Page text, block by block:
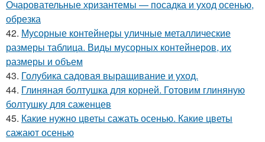
Очаровательные хризантемы — посадка и уход осенью,
обрезка
42. Мусорные контейнеры уличные металлические
размеры таблица. Виды мусорных контейнеров, их
размеры и объем
43. Голубика садовая выращивание и уход.
44. Глиняная болтушка для корней. Готовим глиняную
болтушку для саженцев
45. Какие нужно цветы сажать осенью. Какие цветы
сажают осенью